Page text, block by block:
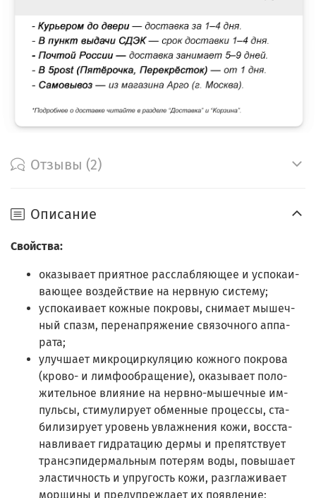
Отзывы (2)
Описание
Свойства:
оказывает приятное расслабляющее и успокаи­
вающее воздействие на нервную систему;
успокаивает кожные покровы, снимает мышеч­
ный спазм, перенапряжение связочного аппа­
рата;
улучшает микроциркуляцию кожного покрова
(крово- и лимфообращение), оказывает поло­
жительное влияние на нервно-мышечные им­
пульсы, стимулирует обменные процессы, ста­
билизирует уровень увлажнения кожи, восста­
навливает гидратацию дермы и препятствует
трансэпидермальным потерям воды, повышает
эластичность и упругость кожи, разглаживает
морщины и предупреждает их появление;